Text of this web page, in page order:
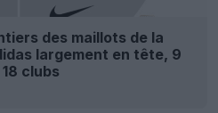
des maillots de la
largement en tête, 9
clubs